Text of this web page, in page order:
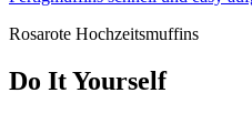
Rosarote Hochzeitsmuffins
Do It Yourself